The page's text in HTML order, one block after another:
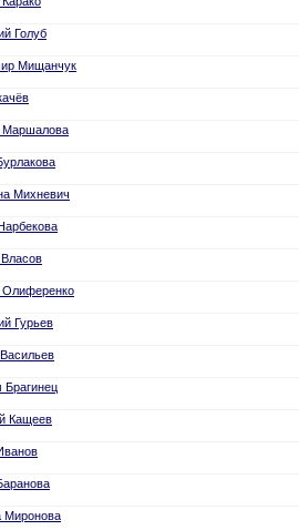
Голуб
Мищанчук
Маршалова
Михневич
Олиференко
Гурьев
Кащеев
Миронова